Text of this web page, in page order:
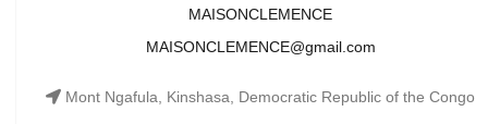
MAISONCLEMENCE
MAISONCLEMENCE@gmail.com
Mont Ngafula, Kinshasa, Democratic Republic of the Congo